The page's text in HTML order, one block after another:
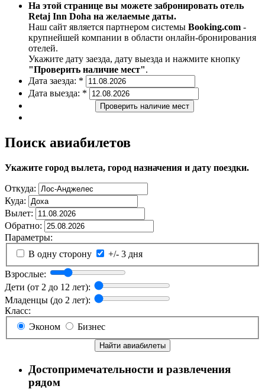
На этой странице вы можете забронировать отель
Retaj Inn Doha на желаемые даты.
Наш сайт является партнером системы Booking.com -
крупнейшей компании в области онлайн-бронирования
отелей.
Укажите дату заезда, дату выезда и нажмите кнопку
"Проверить наличие мест".
Дата заезда: *
Дата выезда: *
Проверить наличие мест
Поиск авиабилетов
Укажите город вылета, город назначения и дату поездки.
Откуда:
Куда:
Вылет:
Обратно:
Параметры:
В одну сторону
+/- 3 дня
Взрослые:
Дети (от 2 до 12 лет):
Младенцы (до 2 лет):
Класс:
Эконом
Бизнес
Найти авиабилеты
Достопримечательности и развлечения
рядом